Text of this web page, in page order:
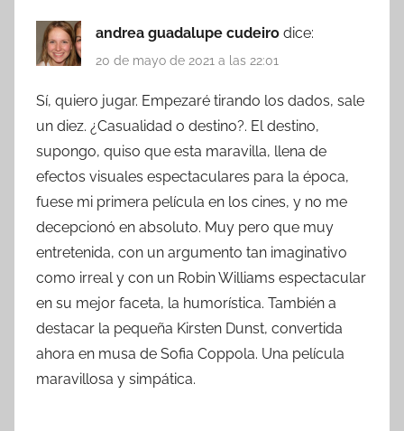
andrea guadalupe cudeiro dice:
20 de mayo de 2021 a las 22:01
Sí, quiero jugar. Empezaré tirando los dados, sale
un diez. ¿Casualidad o destino?. El destino,
supongo, quiso que esta maravilla, llena de
efectos visuales espectaculares para la época,
fuese mi primera película en los cines, y no me
decepcionó en absoluto. Muy pero que muy
entretenida, con un argumento tan imaginativo
como irreal y con un Robin Williams espectacular
en su mejor faceta, la humorística. También a
destacar la pequeña Kirsten Dunst, convertida
ahora en musa de Sofia Coppola. Una película
maravillosa y simpática.